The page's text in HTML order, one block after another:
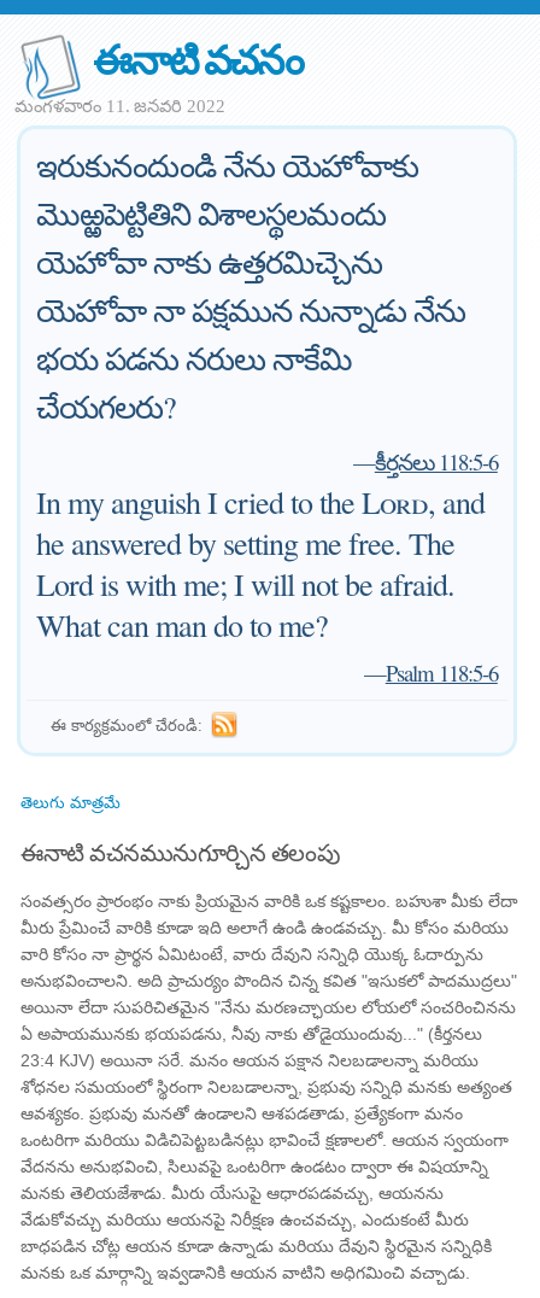
ఈనాటి వచనం
మంగళవారం 11. జనవరి 2022
ఇరుకునందుండి నేను యెహోవాకు
మొఱ్ఱపెట్టితిని విశాలస్థలమందు
యెహోవా నాకు ఉత్తరమిచ్చెను
యెహోవా నా పక్షమున నున్నాడు నేను
భయ పడను నరులు నాకేమి
చేయగలరు?
—కీర్తనలు 118:5-6
In my anguish I cried to theLord, and
he answered by setting me free. The
Lord is with me; I will not be afraid.
What can man do to me?
—Psalm 118:5-6
ఈ కార్యక్రమంలో చేరండి:
తెలుగు మాత్రమే
ఈనాటి వచనమునుగూర్చిన తలంపు
సంవత్సరం ప్రారంభం నాకు ప్రియమైన వారికి ఒక కష్టకాలం. బహుశా మీకు లేదా
మీరు ప్రేమించే వారికి కూడా ఇది అలాగే ఉండి ఉండవచ్చు. మీ కోసం మరియు
వారి కోసం నా ప్రార్థన ఏమిటంటే, వారు దేవుని సన్నిధి యొక్క ఓదార్పును
అనుభవించాలని. అది ప్రాచుర్యం పొందిన చిన్న కవిత "ఇసుకలో పాదముద్రలు"
అయినా లేదా సుపరిచితమైన "నేను మరణచ్ఛాయల లోయలో సంచరించినను
ఏ అపాయమునకు భయపడను, నీవు నాకు తోడైయుందువు..." (కీర్తనలు
23:4 KJV) అయినా సరే. మనం ఆయన పక్షాన నిలబడాలన్నా మరియు
శోధనల సమయంలో స్థిరంగా నిలబడాలన్నా, ప్రభువు సన్నిధి మనకు అత్యంత
ఆవశ్యకం. ప్రభువు మనతో ఉండాలని ఆశపడతాడు, ప్రత్యేకంగా మనం
ఒంటరిగా మరియు విడిచిపెట్టబడినట్లు భావించే క్షణాలలో. ఆయన స్వయంగా
వేదనను అనుభవించి, సిలువపై ఒంటరిగా ఉండటం ద్వారా ఈ విషయాన్ని
మనకు తెలియజేశాడు. మీరు యేసుపై ఆధారపడవచ్చు, ఆయనను
వేడుకోవచ్చు మరియు ఆయనపై నిరీక్షణ ఉంచవచ్చు, ఎందుకంటే మీరు
బాధపడిన చోట్ల ఆయన కూడా ఉన్నాడు మరియు దేవుని స్థిరమైన సన్నిధికి
మనకు ఒక మార్గాన్ని ఇవ్వడానికి ఆయన వాటిని అధిగమించి వచ్చాడు.